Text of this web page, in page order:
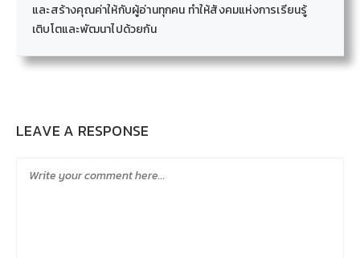
และสร้างคุณค่าให้กับผู้อ่านทุกคน ทำให้สังคมแห่งการเรียนรู้
เติบโตและพัฒนาไปด้วยกัน
LEAVE A RESPONSE